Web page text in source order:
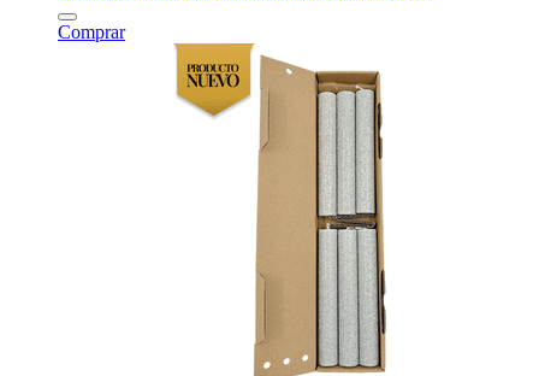
Comprar